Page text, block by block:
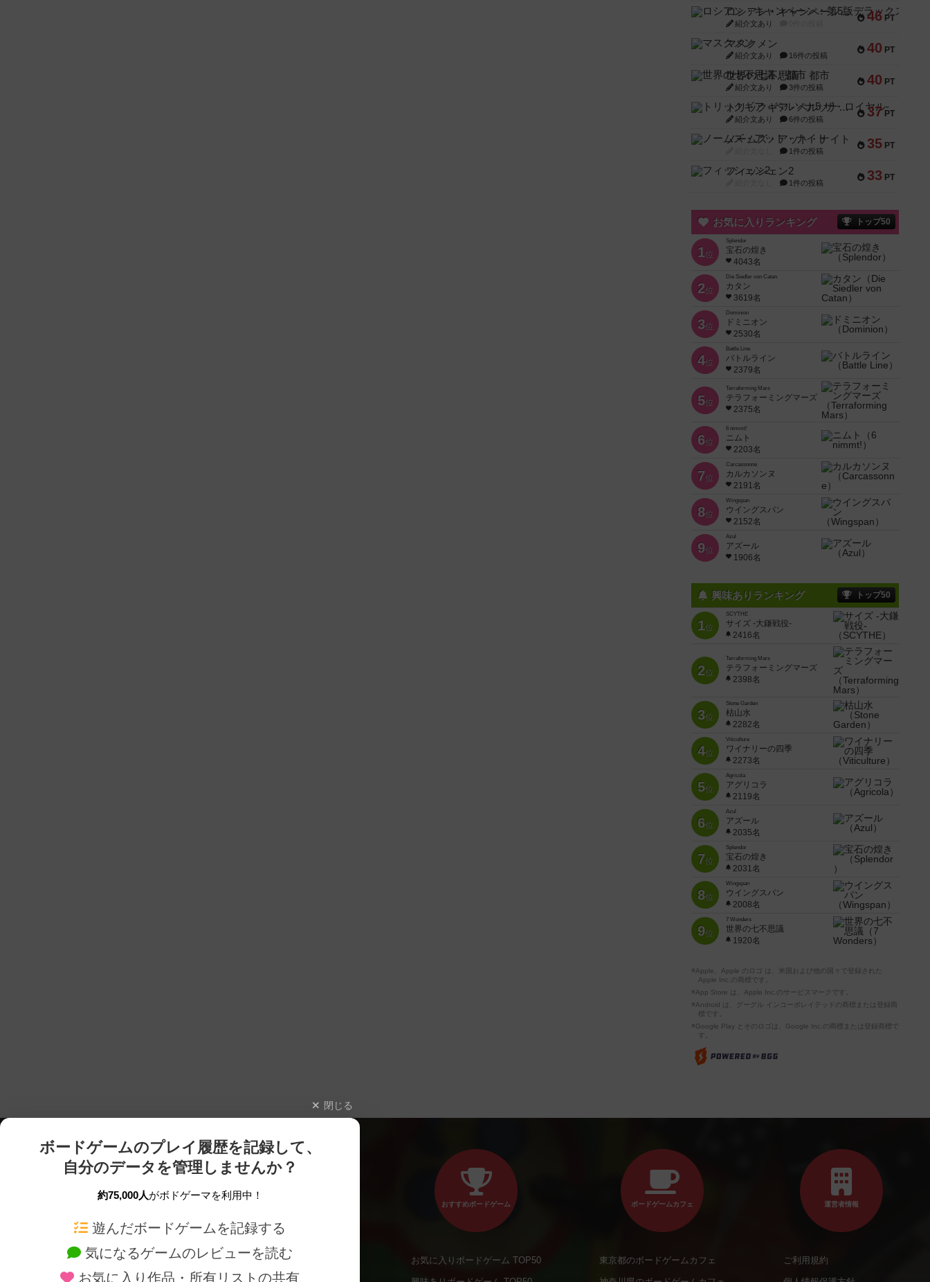
46 PT
ロシアン・キャンペーン：第5版デラックス
紹介文あり
40 PT
マスクメン
紹介文あり 16件の投稿
40 PT
世界の七不思議：都市
紹介文あり 3件の投稿
37 PT
トリックギア - ペルソナ5 ザ・ロイヤル-
紹介文あり 6件の投稿
35 PT
ノームズ・アット・ナイト
1件の投稿
33 PT
フィッシェン2
1件の投稿
お気に入りランキング トップ50
1位
Splendor
宝石の煌き
4043名
2位
Die Siedler von Catan
カタン
3619名
3位
Dominion
ドミニオン
2530名
4位
Battle Line
バトルライン
2379名
5位
Terraforming Mars
テラフォーミングマーズ
2375名
6位
6 nimmt!
ニムト
2203名
7位
Carcassonne
カルカソンヌ
2191名
8位
Wingspan
ウイングスパン
2152名
9位
Azul
アズール
1906名
興味ありランキング トップ50
1位
SCYTHE
サイズ -大鎌戦役-
2416名
2位
Terraforming Mars
テラフォーミングマーズ
2398名
3位
Stone Garden
枯山水
2282名
4位
Viticulture
ワイナリーの四季
2273名
5位
Agricola
アグリコラ
2119名
6位
Azul
アズール
2035名
7位
Splendor
宝石の煌き
2031名
8位
Wingspan
ウイングスパン
2008名
9位
7 Wonders
世界の七不思議
1920名
※Apple、Apple のロゴ は、米国および他の国々で登録された
Apple Inc.の商標です。
※App Store は、Apple Inc.のサービスマークです。
※Android は、グーグル インコーポレイテッドの商標または登録商
標です。
※Google Play とそのロゴは、Google Inc.の商標または登録商標で
す。
閉じる
ボードゲームのプレイ履歴を記録して、
自分のデータを管理しませんか？
約75,000人がボドゲーマを利用中！
遊んだボードゲームを記録する
気になるゲームのレビューを読む
お気に入り作品・所有リストの共有
ボードゲームを検索する 新作・再入荷情報
おすすめボードゲーム
お気に入りボードゲーム TOP50
ボードゲームカフェ
東京都のボードゲームカフェ
運営者情報
ご利用規約